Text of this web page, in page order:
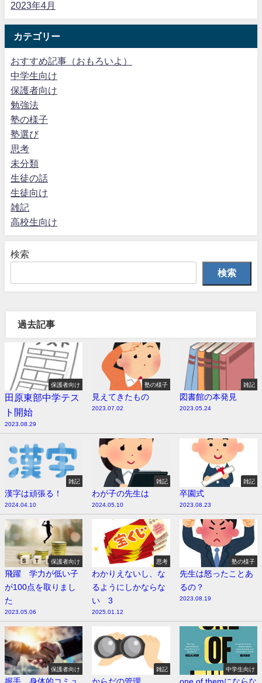
2023年4月
カテゴリー
おすすめ記事（おもろいよ）
中学生向け
保護者向け
勉強法
塾の様子
塾選び
思考
未分類
生徒の話
生徒向け
雑記
高校生向け
検索
検索
過去記事
保護者向け
田原東部中学テス
ト開始
2023.08.29
塾の様子
見えてきたもの
2023.07.02
雑記
図書館の本発見
2023.05.24
雑記
漢字は頑張る！
2024.04.10
雑記
わが子の先生は
2024.05.10
雑記
卒園式
2023.08.23
保護者向け
飛躍 学力が低い子
が100点を取りまし
た
2023.05.06
思考
わかりえないし、な
るようにしかならな
い 3
2025.01.12
塾の様子
先生は怒ったことあ
るの？
2023.08.19
保護者向け
握手 身体的コミュ
雑記
からだの管理
中学生向け
one of themにならな